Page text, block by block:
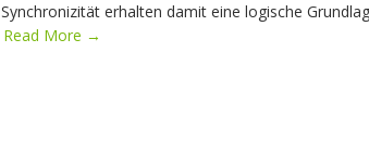
Synchronizität erhalten damit eine logische
Read More →